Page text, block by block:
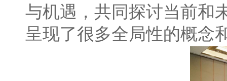
与机遇，共同探讨当前和
呈现了很多全局性的概念